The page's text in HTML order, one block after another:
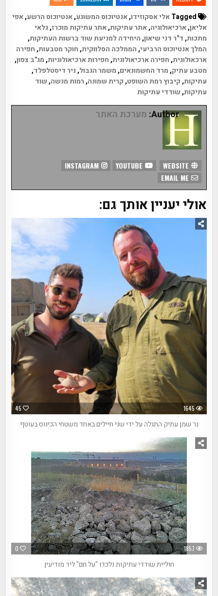
אלי אסקוזידו,אנטיוכוס המשוגע,אנטיוכוס הרשע,אפי
אליאן,ארכיאולוגיה,אתר עתיקות,אתר עתיקות מוכרז,גלאי
מתכות,ד"ר דני שיאון,היחידה למניעת שוד ברשות העתיקות,
המלך אנטיוכוס הרביעי,הממלכה הסלווקית,חוקר מטבעות,חפירה
ארכאולוגית,חפירה ארכיאולוגית,חפירות ארכיאולוגיות,מג"ב צפון,
מטבע עתיק,מרד החשמונאים,משמר הגבול,ניר דיסטלפלד,
עתיקות,קיבוץ רמת השופט,קרית שמונה,רמות מנשה,שוד
עתיקות,שודדי עתיקות
Author: מערכת האתר
INSTAGRAM
אולי יעניין אותך גם:
45 1645
נר שמן עתיק התגלה על ידי שני חיילים באחד משטחי הכינוס בעוטף
0 1857
חוליית שודדי עתיקות נלכדו "על חם" ליד מודיעין